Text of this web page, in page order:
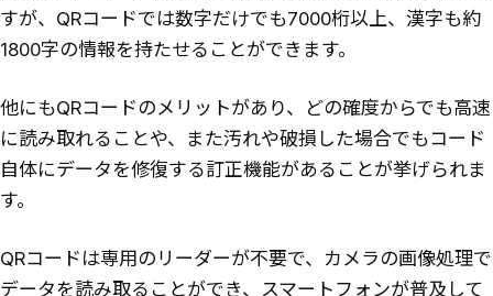
すが、QRコードでは数字だけでも7000桁以上、漢字も約
1800字の情報を持たせることができます。
他にもQRコードのメリットがあり、どの確度からでも高速
に読み取れることや、また汚れや破損した場合でもコード
自体にデータを修復する訂正機能があることが挙げられま
す。
QRコードは専用のリーダーが不要で、カメラの画像処理で
データを読み取ることができ、スマートフォンが普及して